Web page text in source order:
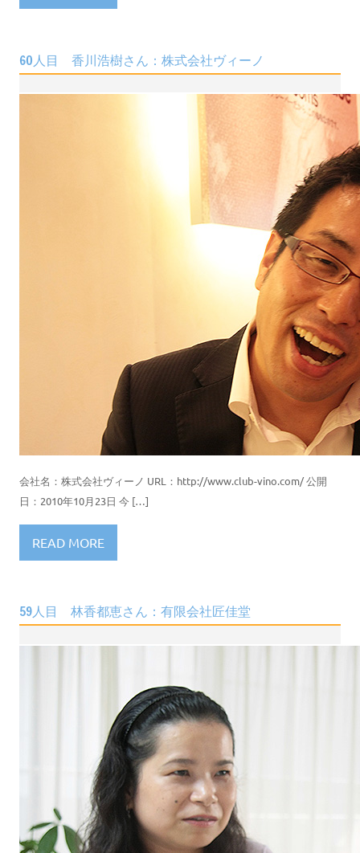
60人目 香川浩樹さん：株式会社ヴィーノ
会社名：株式会社ヴィーノ URL：http://www.club-vino.com/ 公開
日：2010年10月23日 今 […]
READ MORE
59人目 林香都恵さん：有限会社匠佳堂